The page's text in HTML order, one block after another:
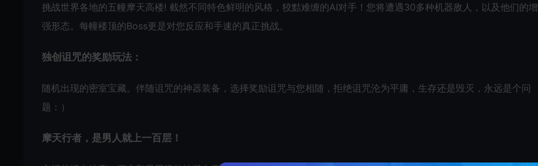
挑战世界各地的五幢摩天高楼! 截然不同特色鲜明的风格，狡黠难缠的AI对手！您将遭遇30多种机器敌人，以及他们的增
强形态。每幢楼顶的Boss更是对您反应和手速的真正挑战。
独创诅咒的奖励玩法：
随机出现的密室宝藏。伴随诅咒的神器装备，选择奖励诅咒与您相随，拒绝诅咒沦为平庸，生存还是毁灭，永远是个问
题：）
摩天行者，是男人就上一百层！